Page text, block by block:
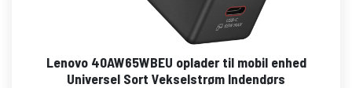
Lenovo 40AW65WBEU oplader til mobil enhed
Universel Sort Vekselstrøm Indendørs